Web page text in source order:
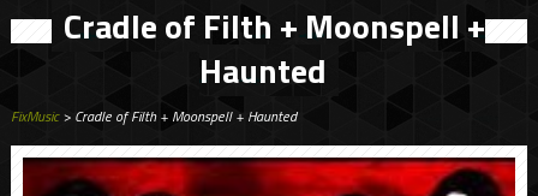
Cradle of Filth + Moonspell +
Haunted
FixMusic> Cradle of Filth + Moonspell + Haunted